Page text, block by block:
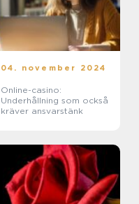
04. november 2024
Online-casino:
Underhållning som också
kräver ansvarstänk